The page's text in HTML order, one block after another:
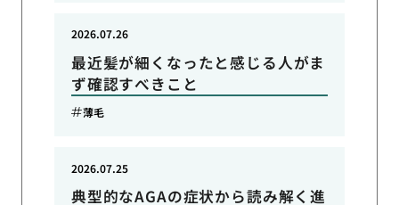
最近髪が細くなったと感じる人がま
ず確認すべきこと
2026.07.26
薄毛
典型的なAGAの症状から読み解く進
2026.07.25